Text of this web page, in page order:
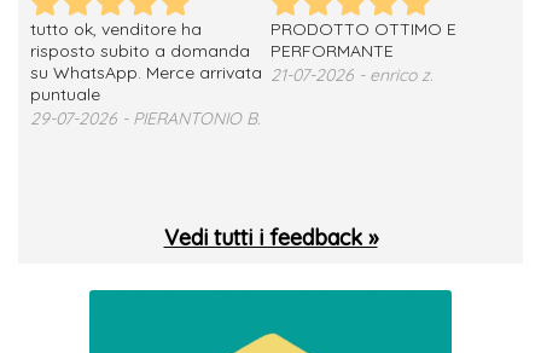
tutto ok, venditore ha
risposto subito a domanda
su WhatsApp. Merce arrivata
puntuale
29-07-2026 - PIERANTONIO B.
PRODOTTO OTTIMO E
PERFORMANTE
21-07-2026 - enrico z.
Vedi tutti i feedback »